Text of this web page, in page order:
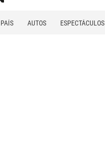
PAÍS AUTOS
ESPECTÁCULOS